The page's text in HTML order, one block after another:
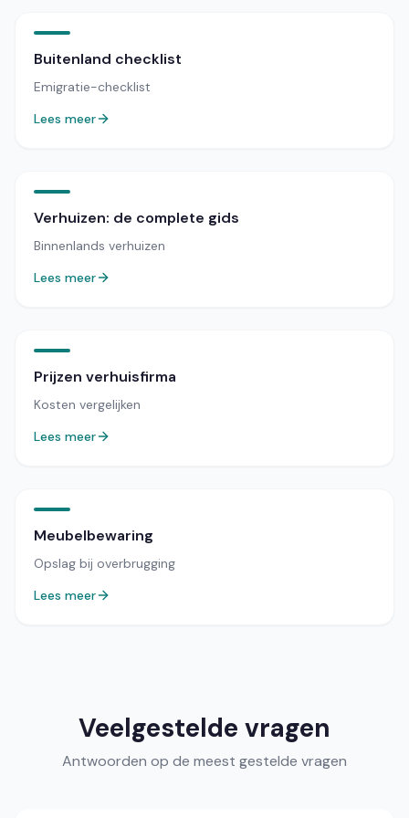
Buitenland checklist
Emigratie-checklist
Lees meer
Verhuizen: de complete gids
Binnenlands verhuizen
Lees meer
Prijzen verhuisfirma
Kosten vergelijken
Lees meer
Meubelbewaring
Opslag bij overbrugging
Lees meer
Veelgestelde vragen
Antwoorden op de meest gestelde vragen